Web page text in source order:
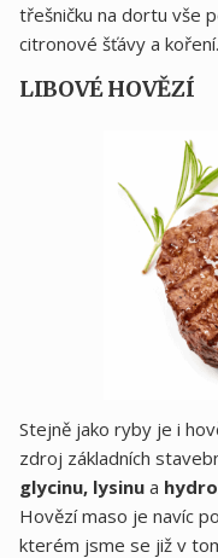
třešničku na dortu vše
citronové šťávy a koření.
LIBOVÉ HOVĚZÍ
Stejně jako ryby je i
zdroj základních
glycinu, lysinu a
Hovězí maso je navíc
kterém jsme se již v